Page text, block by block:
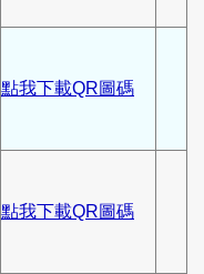
點我下載QR圖碼
點我下載QR圖碼